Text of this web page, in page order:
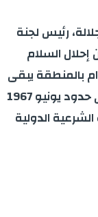
رئيس لجنة
السلام
بالمنطقة يبقى
رهينا بقيام دولة فلسطينية مستقلة على حدود يونيو 1967
الدولية